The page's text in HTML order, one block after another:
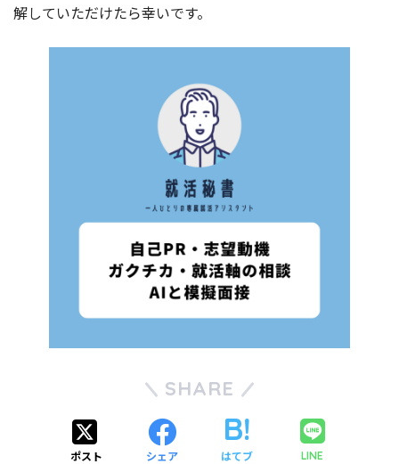
解していただけたら幸いです。
SHARE
ポスト シェア はてブ LINE